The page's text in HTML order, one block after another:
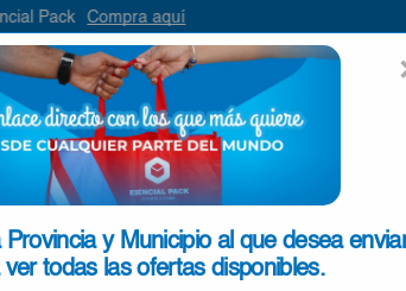
Provincia y Municipio al que desea
ver todas las ofertas disponibles.
aquí